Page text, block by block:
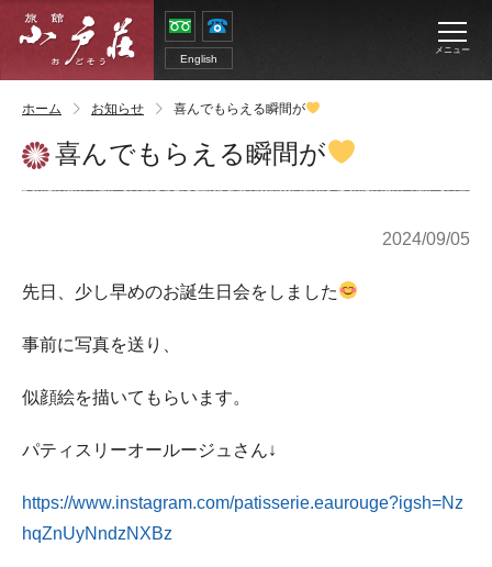
English
メニュー
ホーム お知らせ 喜んでもらえる瞬間が
喜んでもらえる瞬間が
2024/09/05
先日、少し早めのお誕生日会をしました
事前に写真を送り、
似顔絵を描いてもらいます。
パティスリーオールージュさん↓
https://www.instagram.com/patisserie.eaurouge?igsh=Nz
hqZnUyNndzNXBz